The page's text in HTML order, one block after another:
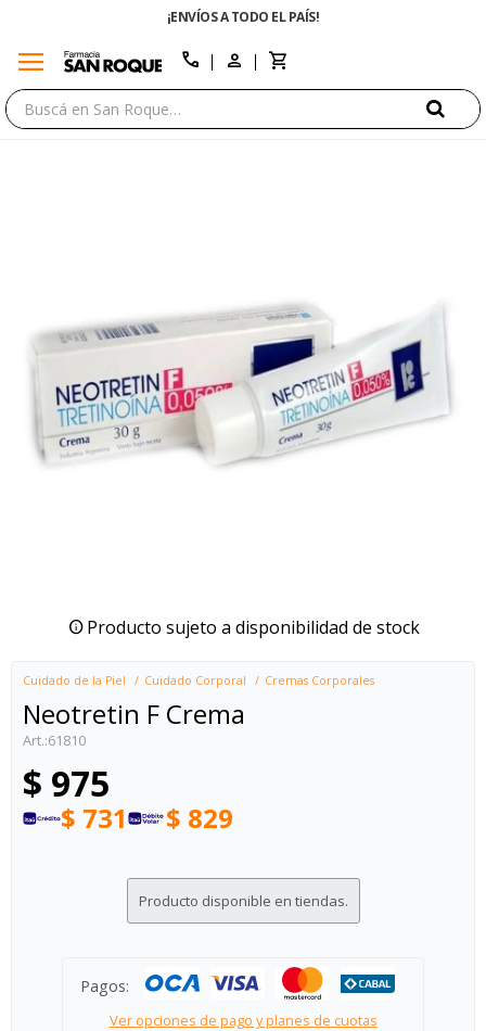
¡ENVÍOS A TODO EL PAÍS!
menu call
Producto sujeto a disponibilidad de stock
Cuidado de la Piel Cuidado Corporal Cremas Corporales
Neotretin F Crema
61810
$ 975
$ 731 $ 829
Producto disponible en tiendas.
Pagos:
Ver opciones de pago y planes de cuotas
close